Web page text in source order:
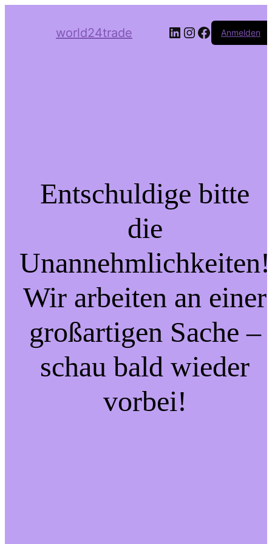
world24trade LinkedIn
Instagram
Facebook
Anmelden
Entschuldige bitte
die
Unannehmlichkeiten!
Wir arbeiten an einer
großartigen Sache –
schau bald wieder
vorbei!